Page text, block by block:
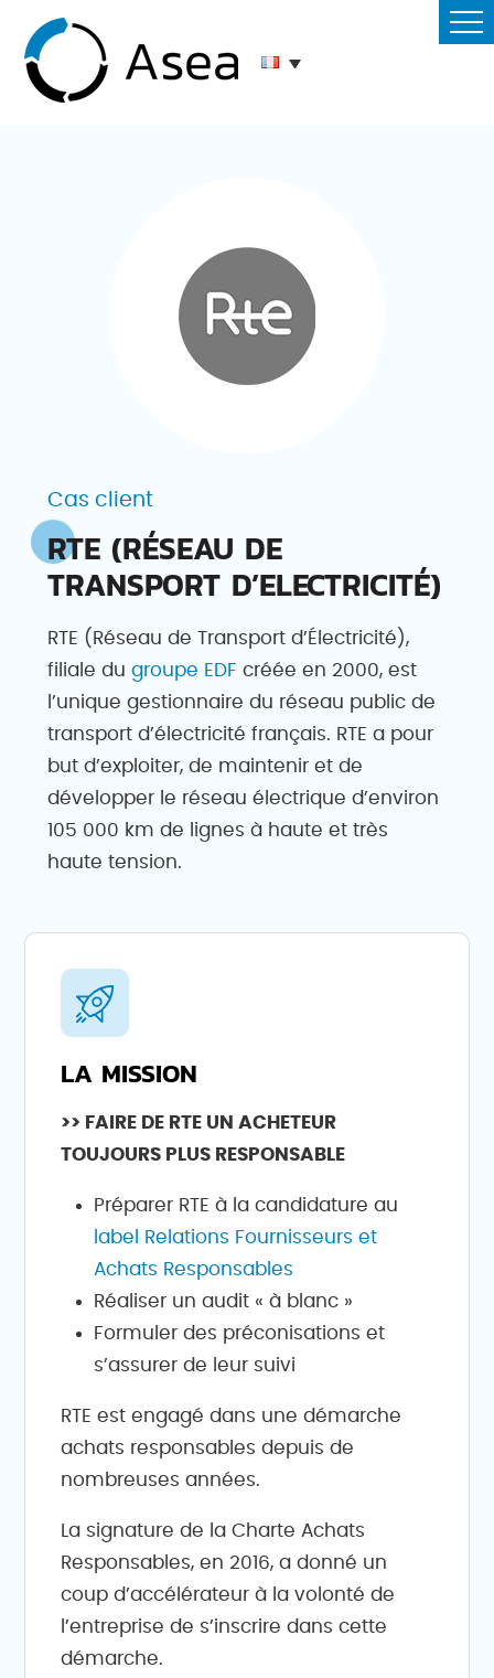
Cas client
RTE (RÉSEAU DE
TRANSPORT D’ELECTRICITÉ)
RTE (Réseau de Transport d’Électricité),
filiale du groupe EDF créée en 2000, est
l’unique gestionnaire du réseau public de
transport d’électricité français. RTE a pour
but d’exploiter, de maintenir et de
développer le réseau électrique d’environ
105 000 km de lignes à haute et très
haute tension.
LA MISSION
>> FAIRE DE RTE UN ACHETEUR
TOUJOURS PLUS RESPONSABLE
Préparer RTE à la candidature au
label Relations Fournisseurs et
Achats Responsables
Réaliser un audit « à blanc »
Formuler des préconisations et
s’assurer de leur suivi
RTE est engagé dans une démarche
achats responsables depuis de
nombreuses années.
La signature de la Charte Achats
Responsables, en 2016, a donné un
coup d’accélérateur à la volonté de
l’entreprise de s’inscrire dans cette
démarche.